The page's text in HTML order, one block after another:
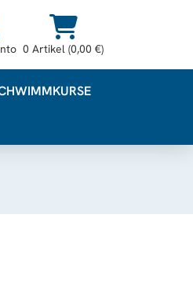
0 Artikel (0,00 €)